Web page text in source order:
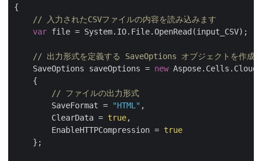
{
// 入力されたCSVファイルの内容を読み込みます
var file = System.IO.File.OpenRead(input_CSV);
// 出力形式を定義する SaveOptions オブジェクトを作成
    SaveOptions saveOptions =
new
    {
// ファイルの出力形式
        SaveFormat =
"HTML" ,
        ClearData =
true,
        EnableHTTPCompression =
true
    };